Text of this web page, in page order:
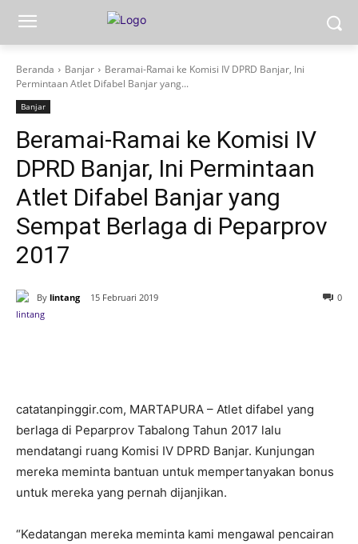
Beranda Banjar
Beramai-Ramai ke Komisi IV DPRD Banjar, Ini
Permintaan Atlet Difabel Banjar yang...
Banjar
Beramai-Ramai ke Komisi IV
DPRD Banjar, Ini Permintaan
Atlet Difabel Banjar yang
Sempat Berlaga di Peparprov
2017
By lintang 15 Februari 2019 0
catatanpinggir.com, MARTAPURA – Atlet difabel yang
berlaga di Peparprov Tabalong Tahun 2017 lalu
mendatangi ruang Komisi IV DPRD Banjar. Kunjungan
mereka meminta bantuan untuk mempertanyakan bonus
untuk mereka yang pernah dijanjikan.
“Kedatangan mereka meminta kami mengawal pencairan